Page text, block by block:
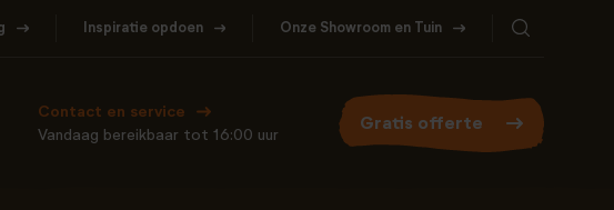
Inspiratie opdoen Onze Showroom en Tuin
Contact en service
Vandaag bereikbaar tot 16:00 uur
Gratis offerte